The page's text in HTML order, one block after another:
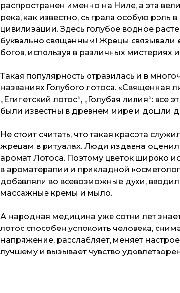
распространен именно на Ниле, а эта
река, как известно, сыграла особую роль в
цивилизации. Здесь голубое водное
буквально священным! Жрецы связывали
богов, используя в различных мистериях
Такая популярность отразилась и в
названиях Голубого лотоса. «Священная
„Египетский лотос“, „Голубая лилия“: все
были известны в древнем мире и дошли
Не стоит считать, что такая красота
жрецам в ритуалах. Люди издавна
аромат Лотоса. Поэтому цветок широко
в ароматерапии и прикладной
добавляли во всевозможные духи,
массажные кремы и мыло.
А народная медицина уже сотни лет
лотос способен успокоить человека,
напряжение, расслабляет, меняет
лучшему и вызывает чувство